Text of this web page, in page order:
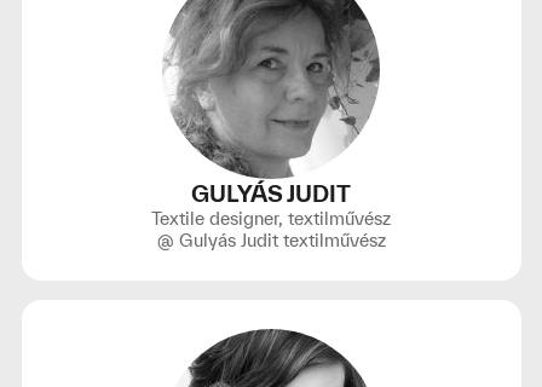
GULYÁS JUDIT
Textile designer, textilművész
@ Gulyás Judit textilművész